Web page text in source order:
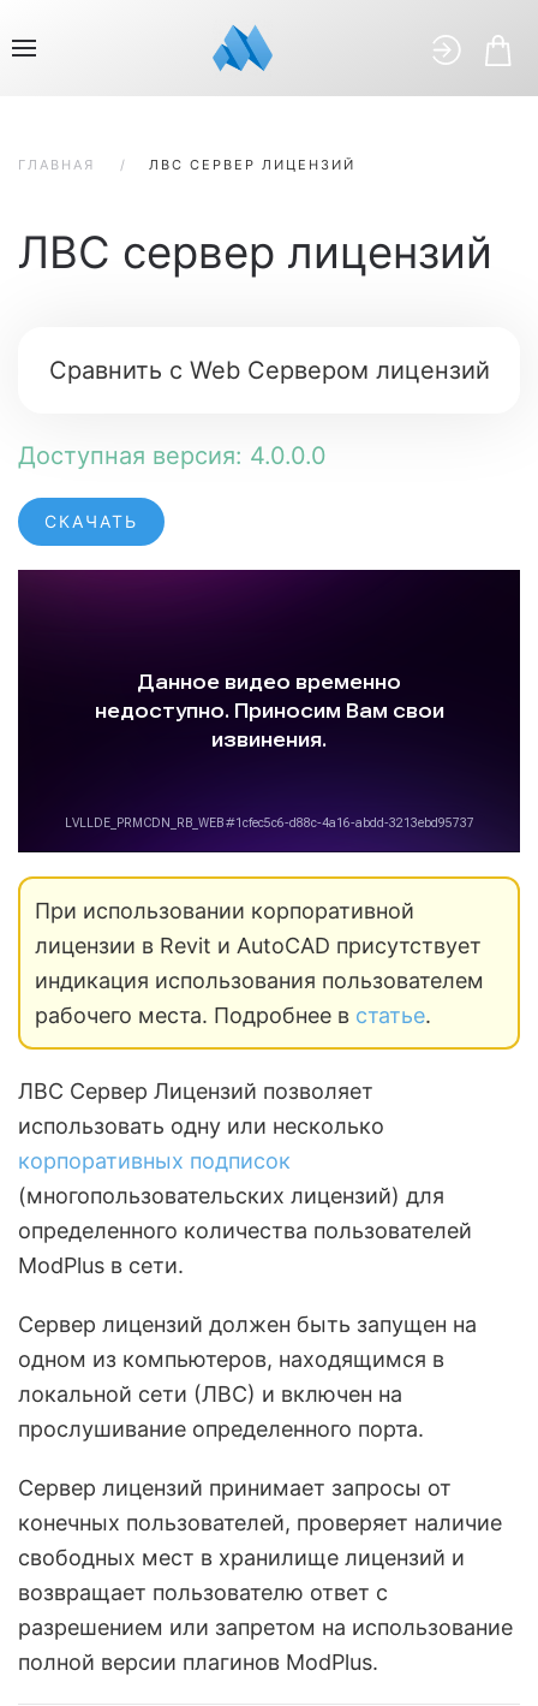
ГЛАВНАЯ ЛВС СЕРВЕР ЛИЦЕНЗИЙ
ЛВС сервер лицензий
Сравнить с Web Сервером лицензий
Доступная версия: 4.0.0.0
СКАЧАТЬ
При использовании корпоративной
лицензии в Revit и AutoCAD присутствует
индикация использования пользователем
рабочего места. Подробнее в статье.
ЛВС Сервер Лицензий позволяет
использовать одну или несколько
корпоративных подписок
(многопользовательских лицензий) для
определенного количества пользователей
ModPlus в сети.
Сервер лицензий должен быть запущен на
одном из компьютеров, находящимся в
локальной сети (ЛВС) и включен на
прослушивание определенного порта.
Сервер лицензий принимает запросы от
конечных пользователей, проверяет наличие
свободных мест в хранилище лицензий и
возвращает пользователю ответ с
разрешением или запретом на использование
полной версии плагинов ModPlus.